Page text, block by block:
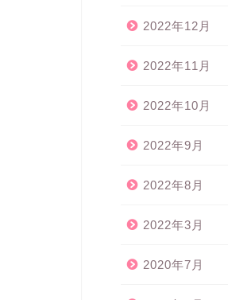
2022年12月
2022年11月
2022年10月
2022年9月
2022年8月
2022年3月
2020年7月